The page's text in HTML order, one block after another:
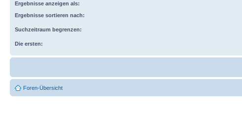
Ergebnisse anzeigen als:
Ergebnisse sortieren nach:
Suchzeitraum begrenzen:
Die ersten:
Foren-Übersicht